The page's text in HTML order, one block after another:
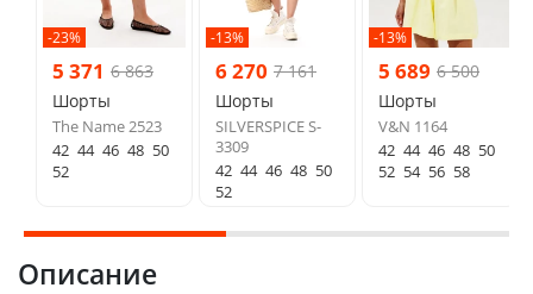
-23%
5 371 6 863
Шорты
The Name 2523
42 44 46 48 50
52
-13%
6 270 7 161
Шорты
SILVERSPICE S-
3309
42 44 46 48 50
52
-13%
5 689 6 500
Шорты
V&N 1164
42 44 46 48 50
52 54 56 58
Описание